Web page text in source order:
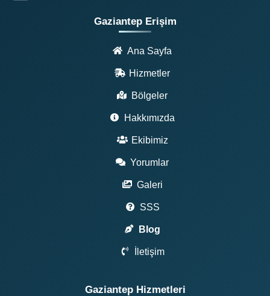
Gaziantep Erişim
Ana Sayfa
Hizmetler
Bölgeler
Hakkımızda
Ekibimiz
Yorumlar
Galeri
SSS
Blog
İletişim
Gaziantep Hizmetleri